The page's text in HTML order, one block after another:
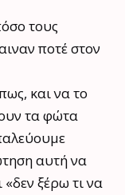
τους
ποτέ στον
και να το
τα φώτα
αυτή να
ξέρω τι να